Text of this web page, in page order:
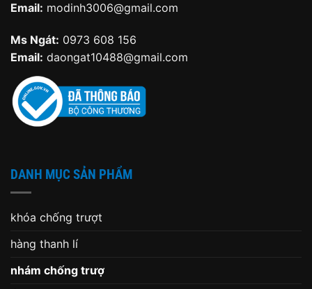
Email: modinh3006@gmail.com
Ms Ngát: 0973 608 156
Email: daongat10488@gmail.com
DANH MỤC SẢN PHẨM
khóa chống trượt
hàng thanh lí
nhám chống trượ